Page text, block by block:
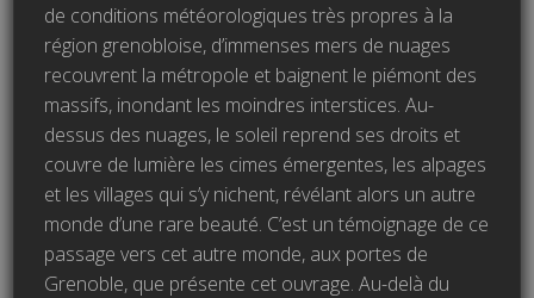
de conditions météorologiques très propres à la
région grenobloise, d’immenses mers de nuages
recouvrent la métropole et baignent le piémont des
massifs, inondant les moindres interstices. Au-
dessus des nuages, le soleil reprend ses droits et
couvre de lumière les cimes émergentes, les alpages
et les villages qui s’y nichent, révélant alors un autre
monde d’une rare beauté. C’est un témoignage de ce
passage vers cet autre monde, aux portes de
Grenoble, que présente cet ouvrage. Au-delà du